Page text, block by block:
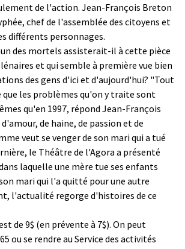
de l'action. Jean-François Breton
chef de l'assemblée des citoyens et
différents personnages.
des mortels assisterait-il à cette pièce
et qui semble à première vue bien
des gens d'ici et d'aujourd'hui? "Tout
les problèmes qu'on y traite sont
qu'en 1997, répond Jean-François
de haine, de passion et de
veut se venger de son mari qui a tué
le Théâtre de l'Agora a présenté
laquelle une mère tue ses enfants
mari qui l'a quitté pour une autre
l'actualité regorge d'histoires de ce
de 9$ (en prévente à 7$). On peut
ou se rendre au Service des activités